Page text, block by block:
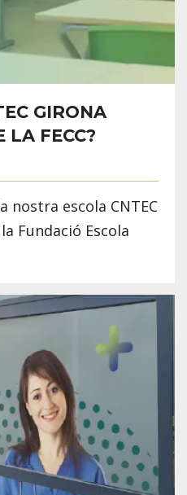
GIRONA
LA FECC?
nostra escola CNTEC
Fundació Escola